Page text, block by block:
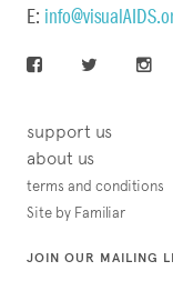
E:
support us
about us
terms and conditions
Site by Familiar
JOIN OUR MAILING